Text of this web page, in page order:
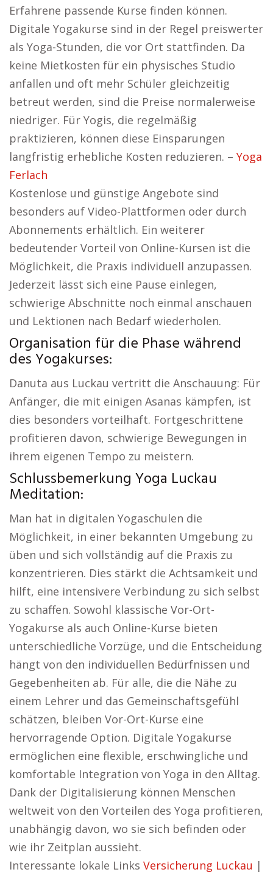
Erfahrene passende Kurse finden können.
Digitale Yogakurse sind in der Regel preiswerter
als Yoga-Stunden, die vor Ort stattfinden. Da
keine Mietkosten für ein physisches Studio
anfallen und oft mehr Schüler gleichzeitig
betreut werden, sind die Preise normalerweise
niedriger. Für Yogis, die regelmäßig
praktizieren, können diese Einsparungen
langfristig erhebliche Kosten reduzieren. – Yoga
Ferlach
Kostenlose und günstige Angebote sind
besonders auf Video-Plattformen oder durch
Abonnements erhältlich. Ein weiterer
bedeutender Vorteil von Online-Kursen ist die
Möglichkeit, die Praxis individuell anzupassen.
Jederzeit lässt sich eine Pause einlegen,
schwierige Abschnitte noch einmal anschauen
und Lektionen nach Bedarf wiederholen.
Organisation für die Phase während
des Yogakurses:
Danuta aus Luckau vertritt die Anschauung: Für
Anfänger, die mit einigen Asanas kämpfen, ist
dies besonders vorteilhaft. Fortgeschrittene
profitieren davon, schwierige Bewegungen in
ihrem eigenen Tempo zu meistern.
Schlussbemerkung Yoga Luckau
Meditation:
Man hat in digitalen Yogaschulen die
Möglichkeit, in einer bekannten Umgebung zu
üben und sich vollständig auf die Praxis zu
konzentrieren. Dies stärkt die Achtsamkeit und
hilft, eine intensivere Verbindung zu sich selbst
zu schaffen. Sowohl klassische Vor-Ort-
Yogakurse als auch Online-Kurse bieten
unterschiedliche Vorzüge, und die Entscheidung
hängt von den individuellen Bedürfnissen und
Gegebenheiten ab. Für alle, die die Nähe zu
einem Lehrer und das Gemeinschaftsgefühl
schätzen, bleiben Vor-Ort-Kurse eine
hervorragende Option. Digitale Yogakurse
ermöglichen eine flexible, erschwingliche und
komfortable Integration von Yoga in den Alltag.
Dank der Digitalisierung können Menschen
weltweit von den Vorteilen des Yoga profitieren,
unabhängig davon, wo sie sich befinden oder
wie ihr Zeitplan aussieht.
Interessante lokale Links Versicherung Luckau |